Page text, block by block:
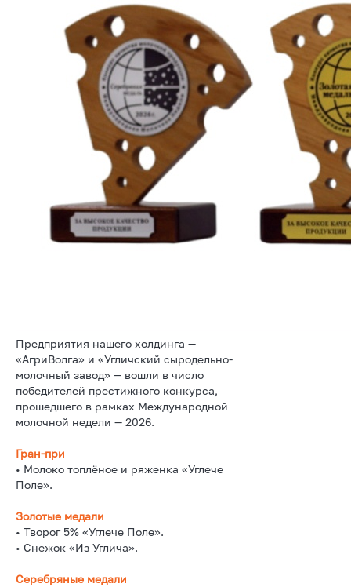
Предприятия нашего холдинга —
«АгриВолга» и «Угличский сыродельно-
молочный завод» — вошли в число
победителей престижного конкурса,
прошедшего в рамках Международной
молочной недели — 2026.
Гран-при
• Молоко топлёное и ряженка «Углече
Поле».
Золотые медали
• Творог 5% «Углече Поле».
• Снежок «Из Углича».
Серебряные медали